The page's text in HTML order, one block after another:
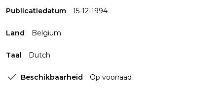
Publicatiedatum 15-12-1994
Land Belgium
Taal Dutch
Beschikbaarheid Op voorraad